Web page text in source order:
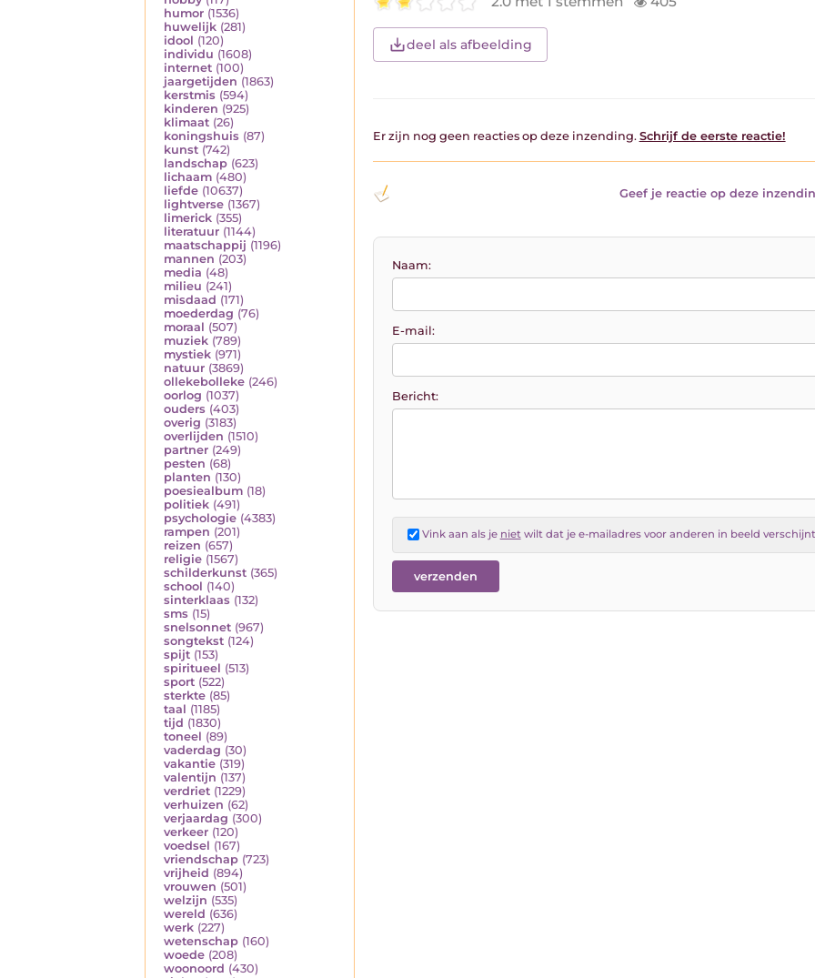
humor (1536)
huwelijk (281)
idool (120)
individu (1608)
internet (100)
jaargetijden (1863)
kerstmis (594)
kinderen (925)
klimaat (26)
koningshuis (87)
kunst (742)
landschap (623)
lichaam (480)
liefde (10637)
lightverse (1367)
limerick (355)
literatuur (1144)
maatschappij (1196)
mannen (203)
media (48)
milieu (241)
misdaad (171)
moederdag (76)
moraal (507)
muziek (789)
mystiek (971)
natuur (3869)
ollekebolleke (246)
oorlog (1037)
ouders (403)
overig (3183)
overlijden (1510)
partner (249)
pesten (68)
planten (130)
poesiealbum (18)
politiek (491)
psychologie (4383)
rampen (201)
reizen (657)
religie (1567)
schilderkunst (365)
school (140)
sinterklaas (132)
sms (15)
snelsonnet (967)
songtekst (124)
spijt (153)
spiritueel (513)
sport (522)
sterkte (85)
taal (1185)
tijd (1830)
toneel (89)
vaderdag (30)
vakantie (319)
valentijn (137)
verdriet (1229)
verhuizen (62)
verjaardag (300)
verkeer (120)
voedsel (167)
vriendschap (723)
vrijheid (894)
vrouwen (501)
welzijn (535)
wereld (636)
werk (227)
wetenschap (160)
woede (208)
woonoord (430)
deel als afbeelding
Er zijn nog geen reacties op deze inzending. Schrijf de eerste reactie!
Geef je reactie op deze
Naam:
E-mail:
Bericht:
Vink aan als je niet wilt dat je e-mailadres voor anderen in beeld verschijnt